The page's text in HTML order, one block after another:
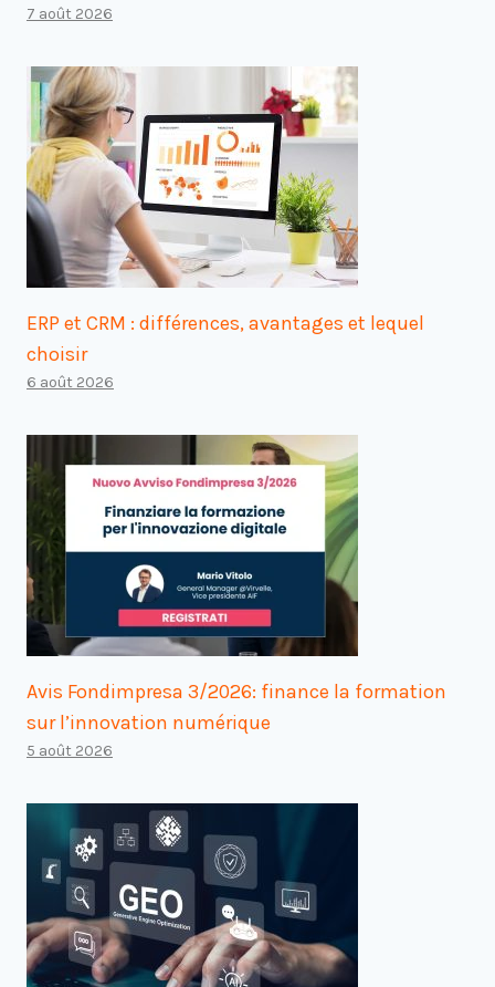
7 août 2026
ERP et CRM : différences, avantages et lequel
choisir
6 août 2026
Avis Fondimpresa 3/2026: finance la formation
sur l’innovation numérique
5 août 2026